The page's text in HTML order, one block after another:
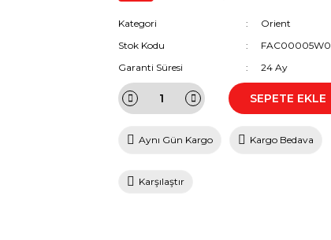
Kategori
Orient
Stok Kodu
FAC00005W0
Garanti Süresi
24 Ay
SEPETE EKLE
Aynı Gün Kargo Kargo Bedava
Karşılaştır